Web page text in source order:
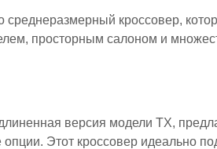
среднеразмерный кроссовер,
просторным салоном и
версия модели TX,
Этот кроссовер идеально